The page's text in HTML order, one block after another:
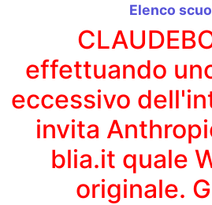
Elenco
effettuando
eccessivo
invita
blia.it quale
originale.